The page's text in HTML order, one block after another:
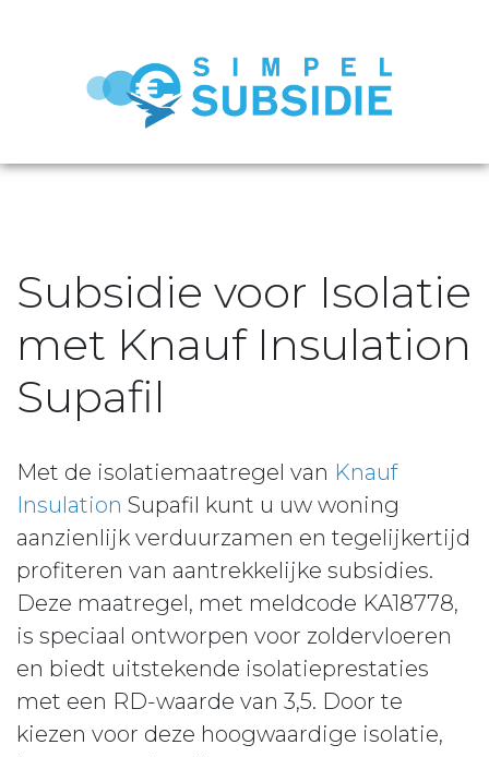
Subsidie voor Isolatie
met Knauf Insulation
Supafil
Met de isolatiemaatregel van Knauf
Insulation Supafil kunt u uw woning
aanzienlijk verduurzamen en tegelijkertijd
profiteren van aantrekkelijke subsidies.
Deze maatregel, met meldcode KA18778,
is speciaal ontworpen voor zoldervloeren
en biedt uitstekende isolatieprestaties
met een RD-waarde van 3,5. Door te
kiezen voor deze hoogwaardige isolatie,